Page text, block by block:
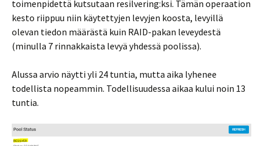
toimenpidettä kutsutaan resilvering:ksi. Tämän operaation
kesto riippuu niin käytettyjen levyjen koosta, levyillä
olevan tiedon määrästä kuin RAID-pakan leveydestä
(minulla 7 rinnakkaista levyä yhdessä poolissa).
Alussa arvio näytti yli 24 tuntia, mutta aika lyhenee
todellista nopeammin. Todellisuudessa aikaa kului noin 13
tuntia.